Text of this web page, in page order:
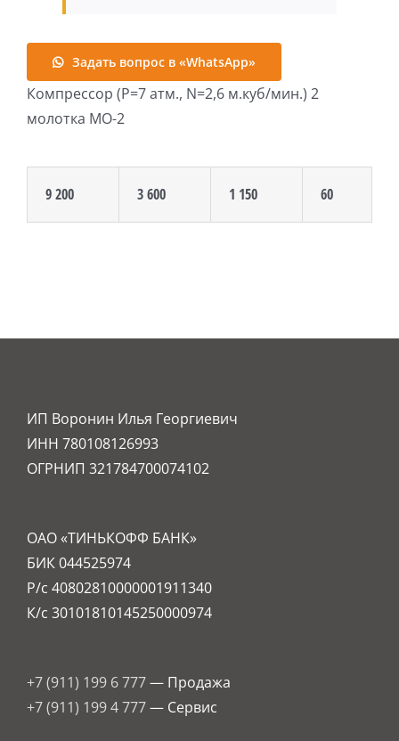
Задать вопрос в «WhatsApp»
Компрессор (Р=7 атм., N=2,6 м.куб/мин.) 2
молотка МО-2
9 200 3 600 1 150 60
ИП Воронин Илья Георгиевич
ИНН 780108126993
ОГРНИП 321784700074102
ОАО «ТИНЬКОФФ БАНК»
БИК 044525974
Р/с 40802810000001911340
К/с 30101810145250000974
+7 (911) 199 6 777— Продажа
+7 (911) 199 4 777— Сервис